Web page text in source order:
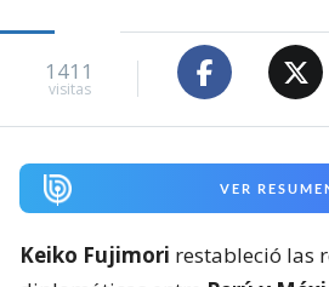
1411
visitas
VER
Keiko Fujimori restableció las